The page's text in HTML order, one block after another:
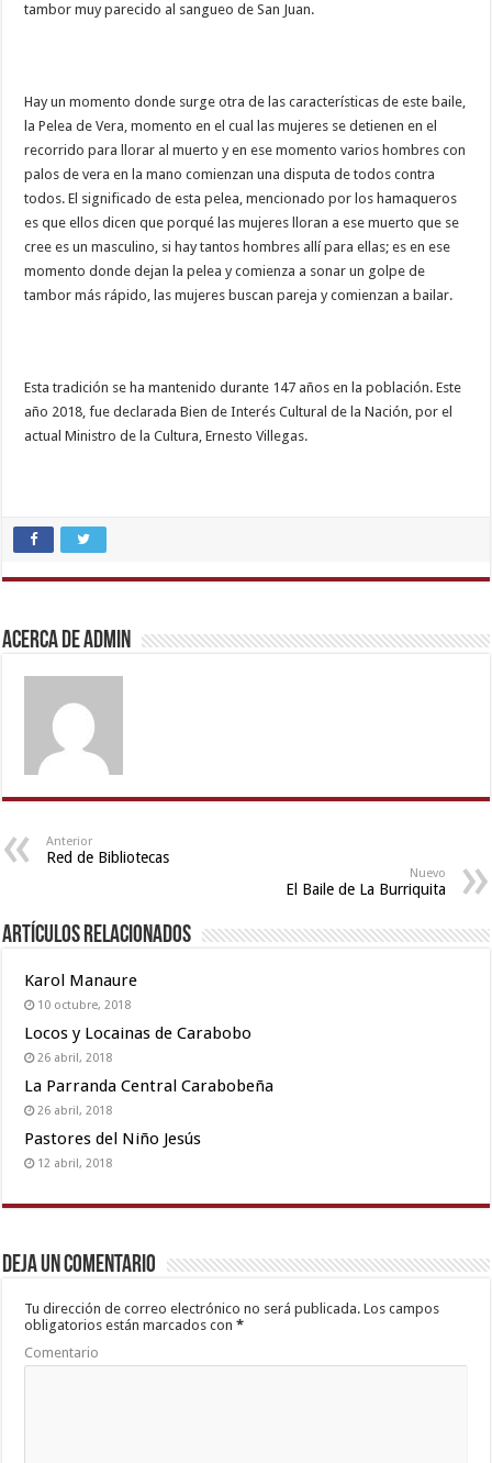
tambor muy parecido al sangueo de San Juan.
Hay un momento donde surge otra de las características de este baile,
la Pelea de Vera, momento en el cual las mujeres se detienen en el
recorrido para llorar al muerto y en ese momento varios hombres con
palos de vera en la mano comienzan una disputa de todos contra
todos. El significado de esta pelea, mencionado por los hamaqueros
es que ellos dicen que porqué las mujeres lloran a ese muerto que se
cree es un masculino, si hay tantos hombres allí para ellas; es en ese
momento donde dejan la pelea y comienza a sonar un golpe de
tambor más rápido, las mujeres buscan pareja y comienzan a bailar.
Esta tradición se ha mantenido durante 147 años en la población. Este
año 2018, fue declarada Bien de Interés Cultural de la Nación, por el
actual Ministro de la Cultura, Ernesto Villegas.
xxx
desi
girl
desi
aunty
telugu
voice,
singh
web
desi
Indonesian
nurse
sex
scandal,
new
xxx
video
Acerca de admin
Anterior
Red de Bibliotecas
Nuevo
El Baile de La Burriquita
Artículos relacionados
Karol Manaure
10 octubre, 2018
Locos y Locainas de Carabobo
26 abril, 2018
La Parranda Central Carabobeña
26 abril, 2018
Pastores del Niño Jesús
12 abril, 2018
Deja un comentario
Tu dirección de correo electrónico no será publicada. Los campos
obligatorios están marcados con*
Comentario